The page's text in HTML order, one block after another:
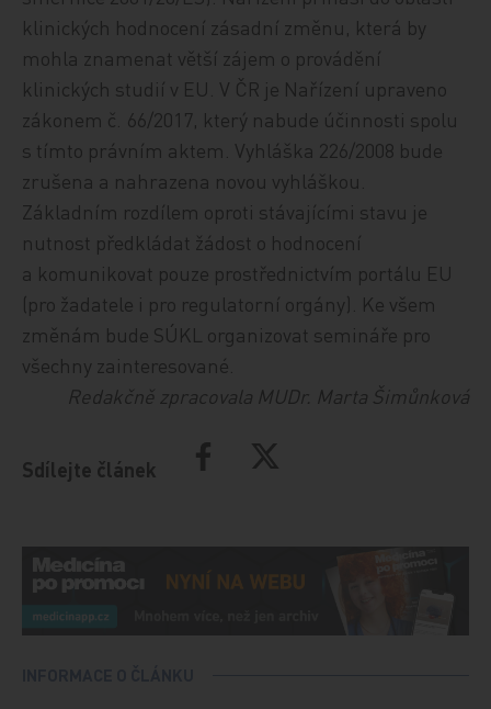
klinických hodnocení zásadní změnu, která by
mohla znamenat větší zájem o provádění
klinických studií v EU. V ČR je Nařízení upraveno
zákonem č. 66/2017, který nabude účinnosti spolu
s tímto právním aktem. Vyhláška 226/2008 bude
zrušena a nahrazena novou vyhláškou.
Základním rozdílem oproti stávajícími stavu je
nutnost předkládat žádost o hodnocení
a komunikovat pouze prostřednictvím portálu EU
(pro žadatele i pro regulatorní orgány). Ke všem
změnám bude SÚKL organizovat semináře pro
všechny zainteresované.
Redakčně zpracovala MUDr. Marta Šimůnková
Sdílejte článek